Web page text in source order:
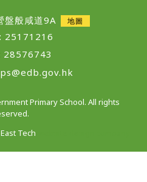
盤般咸道9A 地圖
25171216
28576743
Primary School. All rights
East Tech